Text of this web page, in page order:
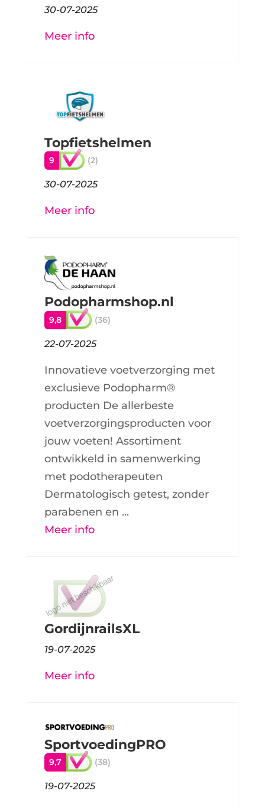
30-07-2025
Meer info
Topfietshelmen
9 (2)
30-07-2025
Meer info
Podopharmshop.nl
9,8 (36)
22-07-2025
Innovatieve voetverzorging met
exclusieve Podopharm®
producten De allerbeste
voetverzorgingsproducten voor
jouw voeten! Assortiment
ontwikkeld in samenwerking
met podotherapeuten
Dermatologisch getest, zonder
parabenen en ...
Meer info
GordijnrailsXL
19-07-2025
Meer info
SportvoedingPRO
9,7 (38)
19-07-2025